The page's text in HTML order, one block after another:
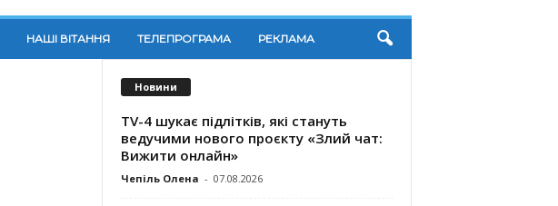
НАШІ ВІТАННЯ ТЕЛЕПРОГРАМА РЕКЛАМА
Новини
TV-4 шукає підлітків, які стануть
ведучими нового проєкту «Злий чат:
Вижити онлайн»
Чепіль Олена - 07.08.2026